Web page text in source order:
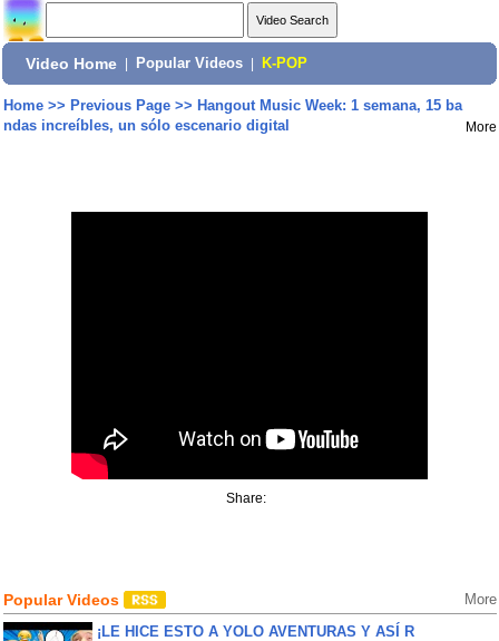
Video Home Popular Videos K-POP
Home>> Previous Page>> Hangout Music Week: 1 semana, 15 ba
ndas increíbles, un sólo escenario digital
More
Share:
Popular Videos More
¡LE HICE ESTO A YOLO AVENTURAS Y ASÍ R